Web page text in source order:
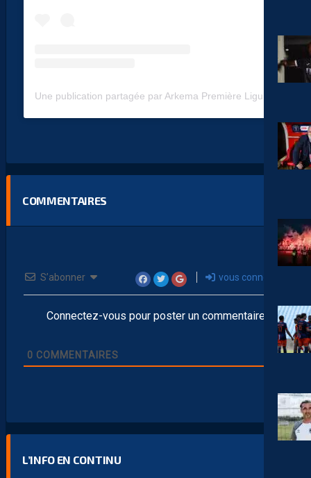
COMMENTAIRES
S’abonner vous connecter
Connectez-vous pour poster un commentaire
0 COMMENTAIRES
L’INFO EN CONTINU